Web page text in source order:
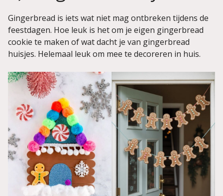
Gingerbread is iets wat niet mag ontbreken tijdens de
feestdagen. Hoe leuk is het om je eigen gingerbread
cookie te maken of wat dacht je van gingerbread
huisjes. Helemaal leuk om mee te decoreren in huis.